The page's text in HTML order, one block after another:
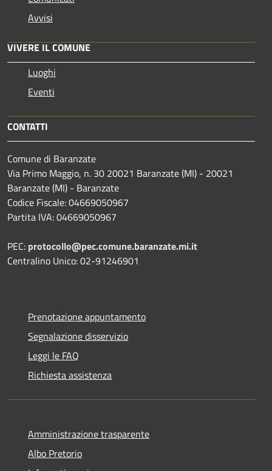
Avvisi
VIVERE IL COMUNE
Luoghi
Eventi
CONTATTI
Comune di Baranzate
Via Primo Maggio, n. 30 20021 Baranzate (MI) - 20021
Baranzate (MI) - Baranzate
Codice Fiscale: 04669050967
Partita IVA: 04669050967
PEC: protocollo@pec.comune.baranzate.mi.it
Centralino Unico: 02-91246901
Prenotazione appuntamento
Segnalazione disservizio
Leggi le FAQ
Richiesta assistenza
Amministrazione trasparente
Albo Pretorio